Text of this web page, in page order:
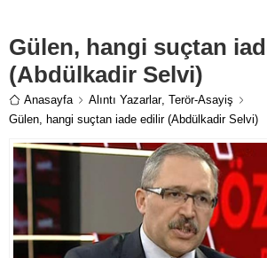
Gülen, hangi suçtan
(Abdülkadir Selvi)
Anasayfa Alıntı Yazarlar, Terör-Asayiş
Gülen, hangi suçtan iade edilir (Abdülkadir Selvi)